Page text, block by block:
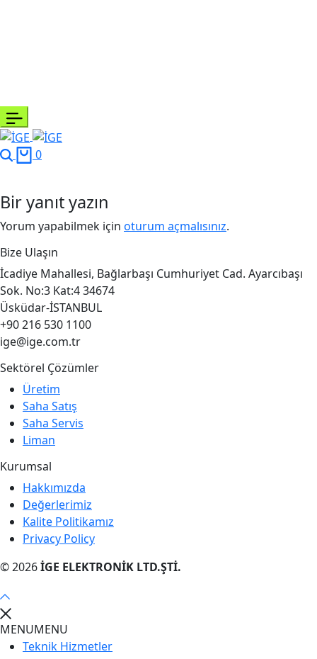
Search
0Cart
Bir yanıt yazın
Yorum yapabilmek için oturum açmalısınız.
Bize Ulaşın
İcadiye Mahallesi, Bağlarbaşı Cumhuriyet Cad. Ayarcıbaşı
Sok. No:3 Kat:4 34674
Üsküdar-İSTANBUL
+90 216 530 1100
ige@ige.com.tr
Sektörel Çözümler
Üretim
Saha Satış
Saha Servis
Liman
Kurumsal
Hakkımızda
Değerlerimiz
Kalite Politikamız
Privacy Policy
© 2026İGE ELEKTRONİK LTD.ŞTİ.
MENUMENU
Teknik Hizmetler